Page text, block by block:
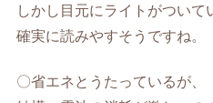
しかし目元にライトがついて
確実に読みやすそうですね。
〇省エネとうたっているが、